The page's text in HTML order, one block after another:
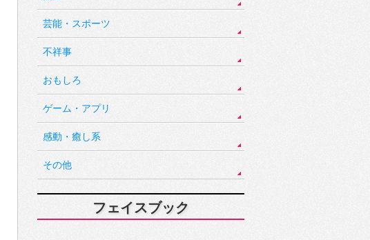
芸能・スポーツ
不祥事
おもしろ
ゲーム・アプリ
感動・癒し系
その他
フェイスブック